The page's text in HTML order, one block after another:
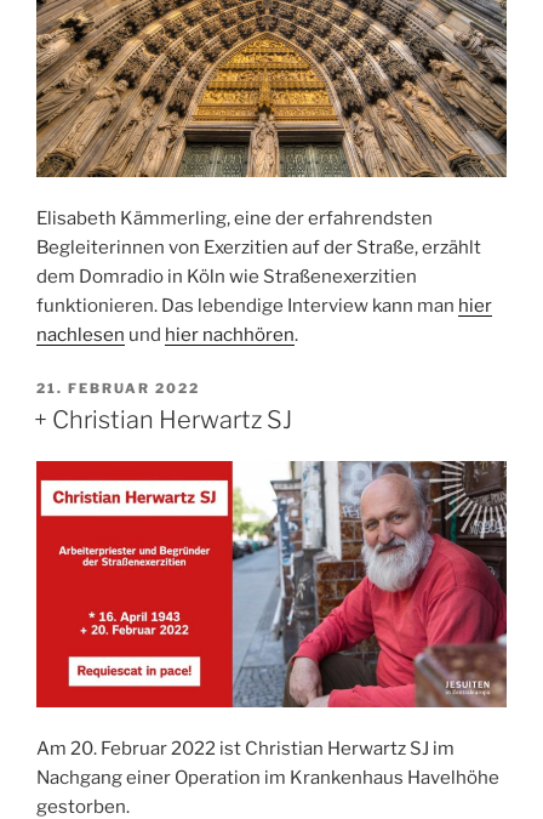
Elisabeth Kämmerling, eine der erfahrendsten
Begleiterinnen von Exerzitien auf der Straße, erzählt
dem Domradio in Köln wie Straßenexerzitien
funktionieren. Das lebendige Interview kann man hier
nachlesen und hier nachhören.
VERÖFFENTLICHT
AM
21. FEBRUAR 2022
+ Christian Herwartz SJ
Am 20. Februar 2022 ist Christian Herwartz SJ im
Nachgang einer Operation im Krankenhaus Havelhöhe
gestorben.